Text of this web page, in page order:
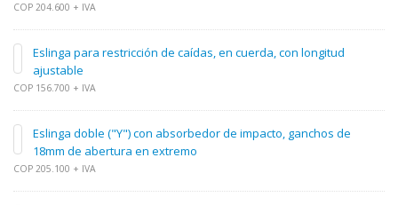
COP 204.600 + IVA
Eslinga para restricción de caídas, en cuerda, con longitud
ajustable
COP 156.700 + IVA
Eslinga doble ("Y") con absorbedor de impacto, ganchos de
18mm de abertura en extremo
COP 205.100 + IVA